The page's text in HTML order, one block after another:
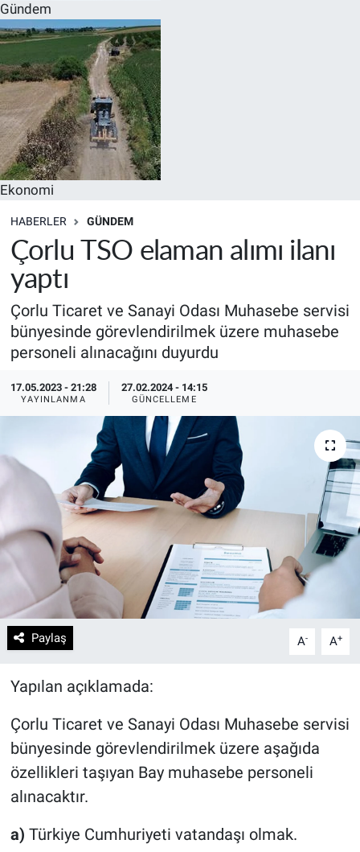
Gündem
Ekonomi
HABERLER GÜNDEM
Çorlu TSO elaman alımı ilanı
yaptı
Çorlu Ticaret ve Sanayi Odası Muhasebe servisi
bünyesinde görevlendirilmek üzere muhasebe
personeli alınacağını duyurdu
17.05.2023 - 21:28
YAYINLANMA
27.02.2024 - 14:15
GÜNCELLEME
Paylaş A- A+
Yapılan açıklamada:
Çorlu Ticaret ve Sanayi Odası Muhasebe servisi
bünyesinde görevlendirilmek üzere aşağıda
özellikleri taşıyan Bay muhasebe personeli
alınacaktır.
a) Türkiye Cumhuriyeti vatandaşı olmak.